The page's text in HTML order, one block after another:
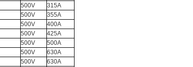
500V
315A
500V
355A
500V
400A
500V
425A
500V
500A
500V
630A
500V
630A